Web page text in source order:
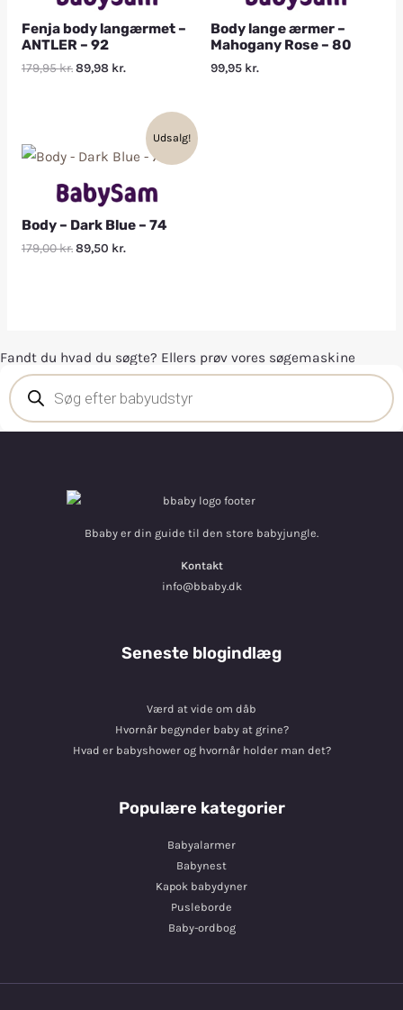
Fenja body langærmet –
ANTLER – 92
179,95kr.89,98 kr.
Body lange ærmer –
Mahogany Rose – 80
99,95 kr.
Udsalg!
Body – Dark Blue – 74
179,00kr.89,50 kr.
Fandt du hvad du søgte? Ellers prøv vores søgemaskine
Bbaby er din guide til den store babyjungle.
Kontakt
info@bbaby.dk
Seneste blogindlæg
Værd at vide om dåb
Hvornår begynder baby at grine?
Hvad er babyshower og hvornår holder man det?
Populære kategorier
Babyalarmer
Babynest
Kapok babydyner
Pusleborde
Baby-ordbog